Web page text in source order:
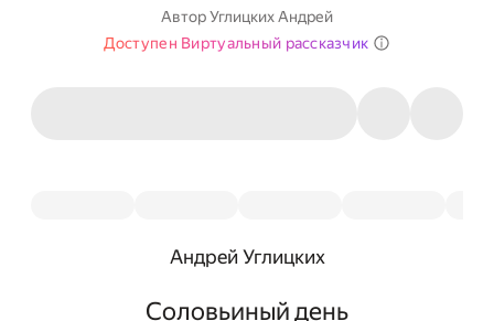
АвторУглицких Андрей
Доступен Виртуальный рассказчик
Андрей Углицких
Соловьиный день